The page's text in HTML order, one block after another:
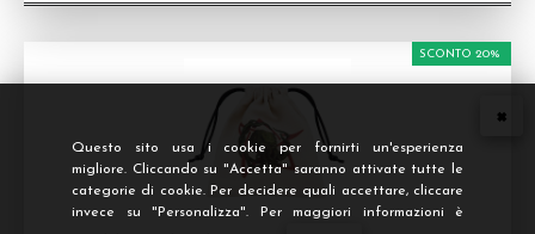
Questo sito usa i cookie per fornirti un'esperienza
migliore. Cliccando su "Accetta" saranno attivate tutte le
categorie di cookie. Per decidere quali accettare, cliccare
invece su "Personalizza". Per maggiori informazioni è
SCONTO 20%